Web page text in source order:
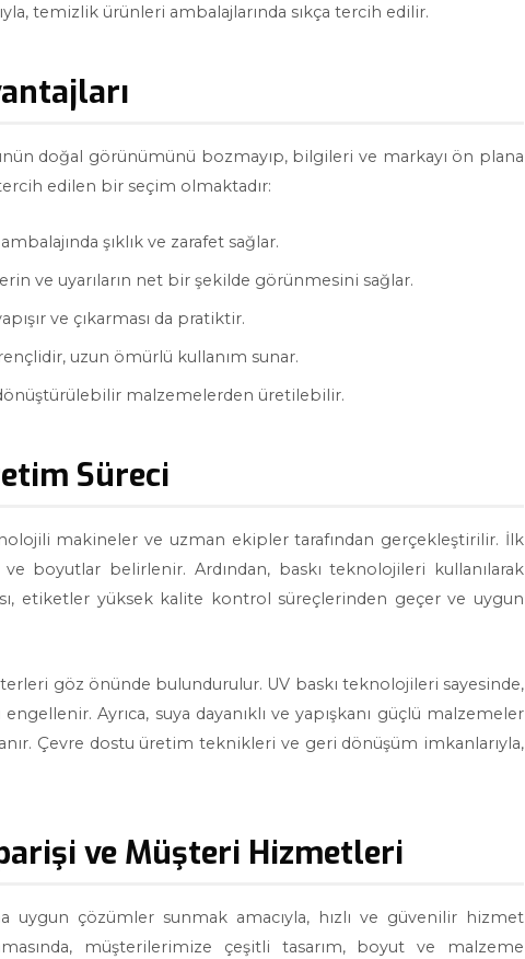
temizlik ürünleri ambalajlarında sıkça tercih edilir.
doğal görünümünü bozmayıp, bilgileri ve markayı ön plana
tercih edilen bir seçim olmaktadır:
şıklık ve zarafet sağlar.
ve uyarıların net bir şekilde görünmesini sağlar.
ve çıkarması da pratiktir.
uzun ömürlü kullanım sunar.
malzemelerden üretilebilir.
Süreci
makineler ve uzman ekipler tarafından gerçekleştirilir. İlk
boyutlar belirlenir. Ardından, baskı teknolojileri kullanılarak
etiketler yüksek kalite kontrol süreçlerinden geçer ve uygun
göz önünde bulundurulur. UV baskı teknolojileri sayesinde,
Ayrıca, suya dayanıklı ve yapışkanı güçlü malzemeler
Çevre dostu üretim teknikleri ve geri dönüşüm imkanlarıyla,
ve Müşteri Hizmetleri
uygun çözümler sunmak amacıyla, hızlı ve güvenilir hizmet
müşterilerimize çeşitli tasarım, boyut ve malzeme